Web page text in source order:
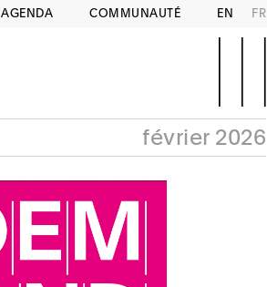
AGENDA COMMUNAUTÉ EN FR
février 2026